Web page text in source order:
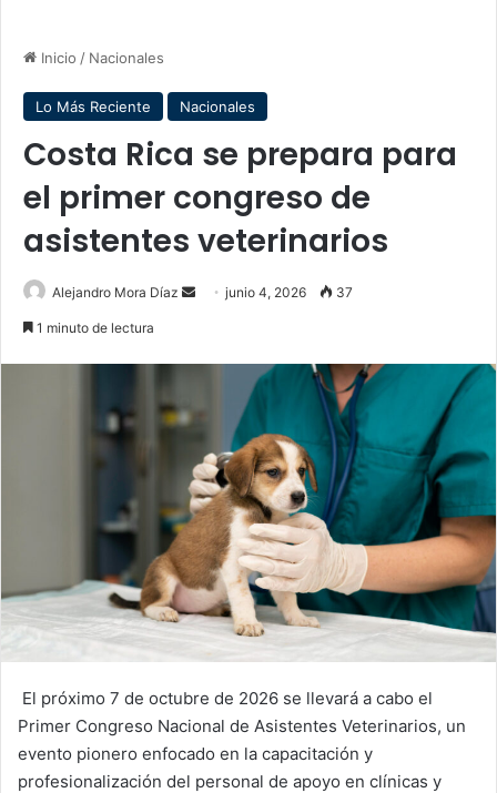
Inicio / Nacionales
Lo Más Reciente Nacionales
Costa Rica se prepara para
el primer congreso de
asistentes veterinarios
Alejandro Mora Díaz
Sendjunio 4, 2026 37
1 minuto de lectura
El próximo 7 de octubre de 2026 se llevará a cabo el
Primer Congreso Nacional de Asistentes Veterinarios, un
evento pionero enfocado en la capacitación y
profesionalización del personal de apoyo en clínicas y